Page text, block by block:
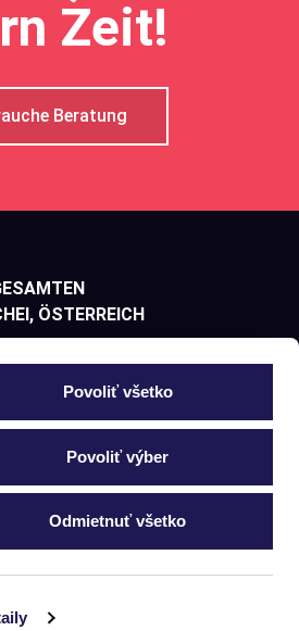
Povoliť všetko
Povoliť výber
Odmietnuť všetko
Zeit!
Beratung
ÖSTERREICH